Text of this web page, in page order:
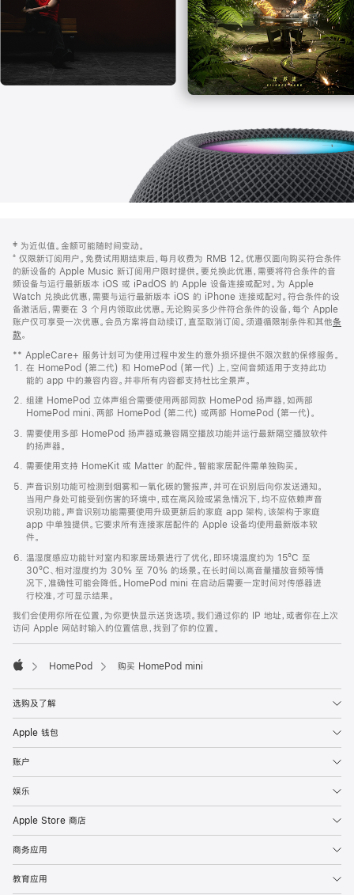
页
页
脚
注
‡ 为近似值。金额可能随时间变动。
⁺ 仅限新订阅用户。免费试用期结束后，每月收费为 RMB 12。优惠仅面向购买符合条件
的新设备的 Apple Music 新订阅用户限时提供。要兑换此优惠，需要将符合条件的音
频设备与运行最新版本 iOS 或 iPadOS 的 Apple 设备连接或配对。为 Apple
Watch 兑换此优惠，需要与运行最新版本 iOS 的 iPhone 连接或配对。符合条件的设
备激活后，需要在 3 个月内领取此优惠。无论购买多少件符合条件的设备，每个 Apple
账户仅可享受一次优惠。会员方案将自动续订，直至取消订阅。须遵循限制条件和其他条
款。
窗
口
中
打
开)
** AppleCare+ 服务计划可为使用过程中发生的意外损坏提供不限次数的保修服务。
在 HomePod (第二代) 和 HomePod (第一代) 上，空间音频适用于支持此功
能的 app 中的兼容内容。并非所有内容都支持杜比全景声。
组建 HomePod 立体声组合需要使用两部同款 HomePod 扬声器，如两部
HomePod mini、两部 HomePod (第二代) 或两部 HomePod (第一代)。
需要使用多部 HomePod 扬声器或兼容隔空播放功能并运行最新隔空播放软件
的扬声器。
需要使用支持 HomeKit 或 Matter 的配件。智能家居配件需单独购买。
声音识别功能可检测到烟雾和一氧化碳的警报声，并可在识别后向你发送通知。
当用户身处可能受到伤害的环境中，或在高风险或紧急情况下，均不应依赖声音
识别功能。声音识别功能需要使用升级更新后的家庭 app 架构，该架构于家庭
app 中单独提供。它要求所有连接家居配件的 Apple 设备均使用最新版本软
件。
温湿度感应功能针对室内和家居场景进行了优化，即环境温度约为 15ºC 至
30ºC、相对湿度约为 30% 至 70% 的场景。在长时间以高音量播放音频等情
况下，准确性可能会降低。HomePod mini 在启动后需要一定时间对传感器进
行校准，才可显示结果。
我们会使用你所在位置，为你更快显示送货选项。我们通过你的 IP 地址，或者你在上次
访问 Apple 网站时输入的位置信息，找到了你的位置。
HomePod 购买 HomePod mini
选购及了解
Apple 钱包
账户
娱乐
Apple Store 商店
商务应用
教育应用